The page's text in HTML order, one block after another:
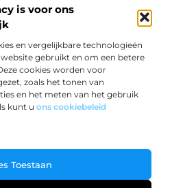
is voor ons
en vergelijkbare technologieën
gebruikt en om een betere
cookies worden voor
zoals het tonen van
en het meten van het gebruik
kunt u ons cookiebeleid
Toestaan
onderwerpen uit het
behandelen.